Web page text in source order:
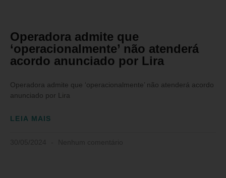
Operadora admite que
‘operacionalmente’ não atenderá
acordo anunciado por Lira
Operadora admite que ‘operacionalmente’ não atenderá acordo
anunciado por Lira
LEIA MAIS